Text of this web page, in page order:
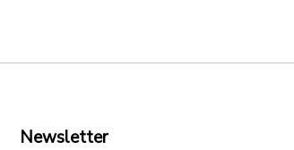
Newsletter